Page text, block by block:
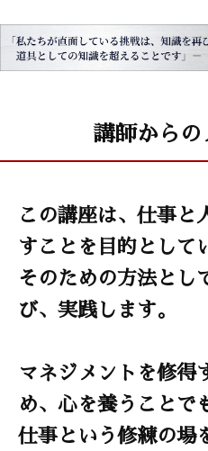
講師から
この講座は、仕事と
すことを目的として
そのための方法とし
び、実践します。
マネジメントを修得
め、心を養うことで
仕事という修練の場